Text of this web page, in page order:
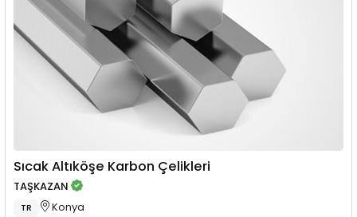
Sıcak Altıköşe Karbon Çelikleri
TAŞKAZAN
TR Konya